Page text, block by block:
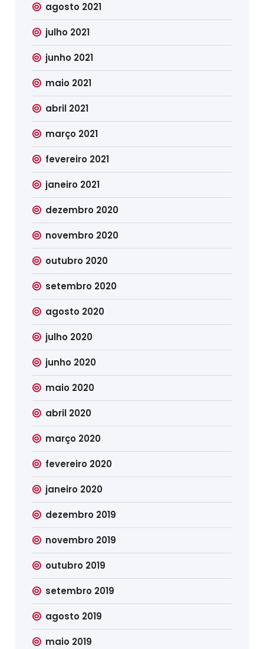
agosto 2021
julho 2021
junho 2021
maio 2021
abril 2021
março 2021
fevereiro 2021
janeiro 2021
dezembro 2020
novembro 2020
outubro 2020
setembro 2020
agosto 2020
julho 2020
junho 2020
maio 2020
abril 2020
março 2020
fevereiro 2020
janeiro 2020
dezembro 2019
novembro 2019
outubro 2019
setembro 2019
agosto 2019
maio 2019